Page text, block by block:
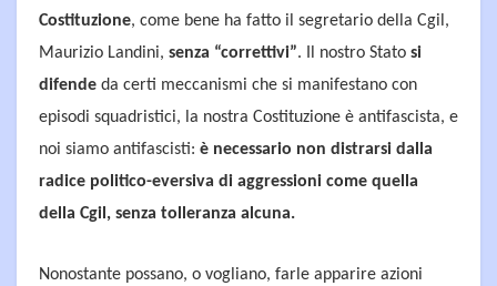
Costituzione, come bene ha fatto il segretario della Cgil,
Maurizio Landini, senza “correttivi”. Il nostro Stato si
difende da certi meccanismi che si manifestano con
episodi squadristici, la nostra Costituzione è antifascista, e
noi siamo antifascisti: è necessario non distrarsi dalla
radice politico-eversiva di aggressioni come quella
della Cgil, senza tolleranza alcuna.
Nonostante possano, o vogliano, farle apparire azioni